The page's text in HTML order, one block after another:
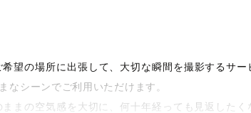
望の場所に出張して、大切な瞬間を撮影するサー
シーンでご利用いただけます。
まの空気感を大切に、何十年経っても見返したく